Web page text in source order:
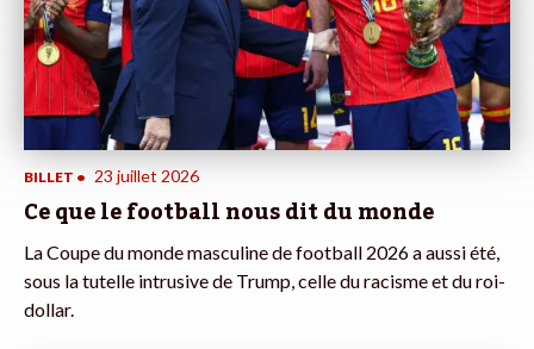
BILLET • 23 juillet 2026
Ce que le football nous dit du monde
La Coupe du monde masculine de football 2026 a aussi été,
sous la tutelle intrusive de Trump, celle du racisme et du roi-
dollar.